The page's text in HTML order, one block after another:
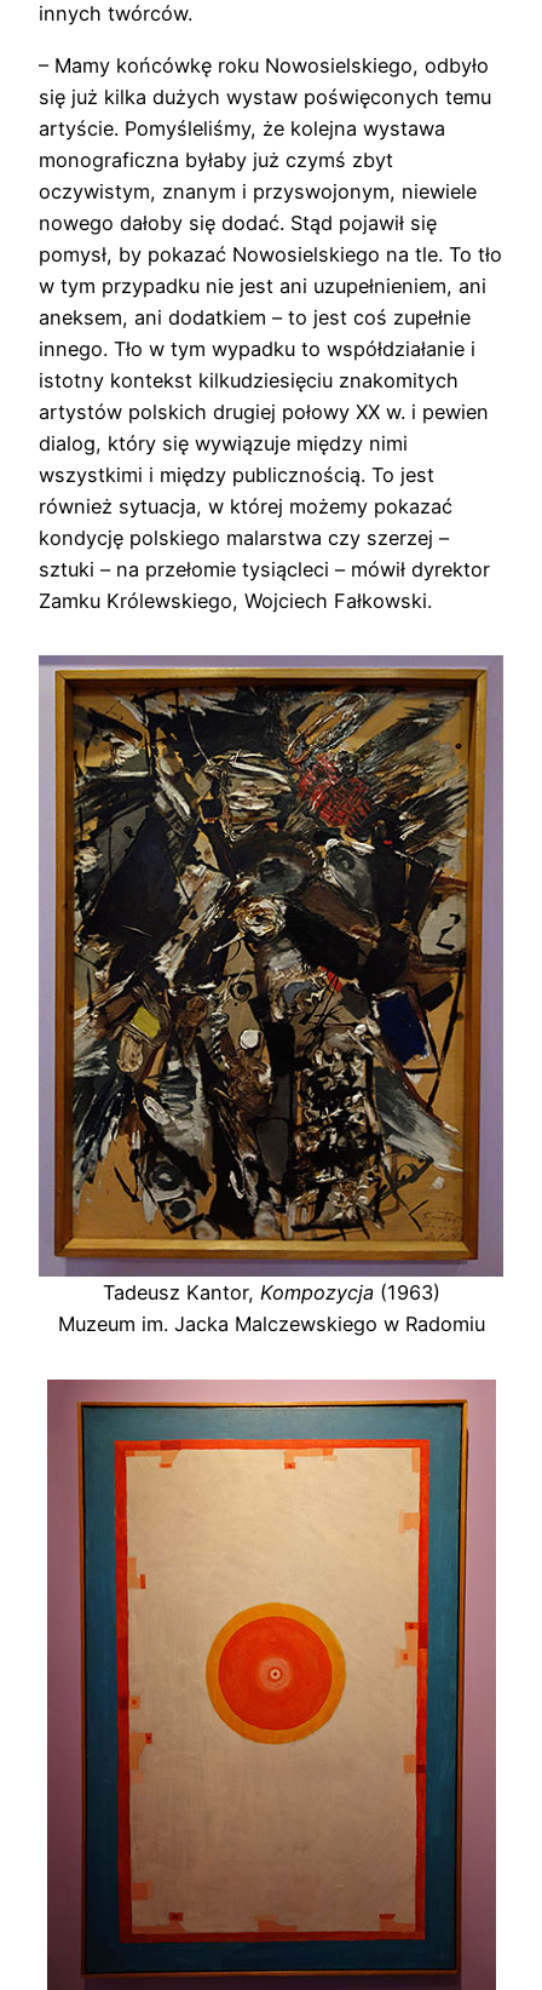
innych twórców.
– Mamy końcówkę roku Nowosielskiego, odbyło
się już kilka dużych wystaw poświęconych temu
artyście. Pomyśleliśmy, że kolejna wystawa
monograficzna byłaby już czymś zbyt
oczywistym, znanym i przyswojonym, niewiele
nowego dałoby się dodać. Stąd pojawił się
pomysł, by pokazać Nowosielskiego na tle. To tło
w tym przypadku nie jest ani uzupełnieniem, ani
aneksem, ani dodatkiem – to jest coś zupełnie
innego. Tło w tym wypadku to współdziałanie i
istotny kontekst kilkudziesięciu znakomitych
artystów polskich drugiej połowy XX w. i pewien
dialog, który się wywiązuje między nimi
wszystkimi i między publicznością. To jest
również sytuacja, w której możemy pokazać
kondycję polskiego malarstwa czy szerzej –
sztuki – na przełomie tysiącleci – mówił dyrektor
Zamku Królewskiego, Wojciech Fałkowski.
Tadeusz Kantor, Kompozycja(1963)
Muzeum im. Jacka Malczewskiego w Radomiu